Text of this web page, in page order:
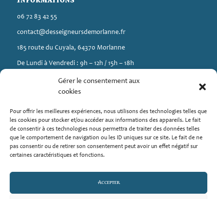
Gérer le consentement aux
cookies
Pour offrir les meilleures expériences, nous utilisons des technologies telles que
les cookies pour stocker et/ou accéder aux informations des appareils. Le fait
de consentir à ces technologies nous permettra de traiter des données telles
que le comportement de navigation ou les ID uniques sur ce site. Le fait de ne
pas consentir ou de retirer son consentement peut avoir un effet négatif sur
certaines caractéristiques et fonctions.
Accepter
06 72 83 42 55
contact@desseigneursdemorlanne.fr
185 route du Cuyala, 64370 Morlanne
De Lundi à Vendredi : 9h – 12h / 15h – 18h
Élevage de chiens (Berger Américain Miniature et Spitz) situé en
Nouvelle-Aquitaine à Morlanne.
Mediavet : 126 chemin de l’abreuvoir 38410 SAINT MARTIN
D’URIAG
Liens